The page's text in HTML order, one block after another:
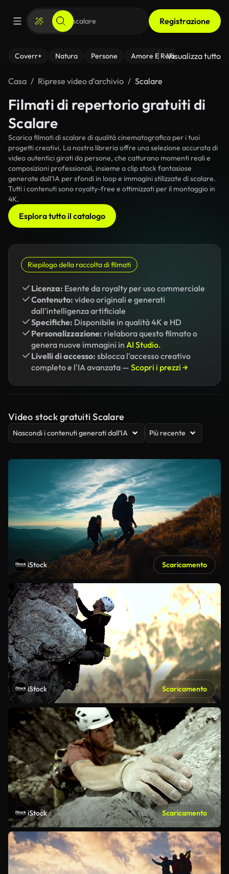
Registrazione
Coverr+ Natura Persone Amore E Relazioni Il
Visualizza tutto
Casa Riprese video d’archivio Scalare
Filmati di repertorio gratuiti di
Scalare
Scarica filmati di scalare di qualità cinematografica per i tuoi
progetti creativi. La nostra libreria offre una selezione accurata di
video autentici girati da persone, che catturano momenti reali e
composizioni professionali, insieme a clip stock fantasiose
generate dall'IA per sfondi in loop e immagini stilizzate di scalare.
Tutti i contenuti sono royalty-free e ottimizzati per il montaggio in
4K.
Esplora tutto il catalogo
Riepilogo della raccolta di filmati
Licenza: Esente da royalty per uso commerciale
Contenuto: video originali e generati
dall'intelligenza artificiale
Specifiche: Disponibile in qualità 4K e HD
Personalizzazione: rielabora questo filmato o
genera nuove immagini in AI Studio.
Livelli di accesso: sblocca l'accesso creativo
completo e l'IA avanzata — Scopri i prezzi →
Video stock gratuiti Scalare
Nascondi i contenuti generati dall’IA Più recente
iStock Scaricamento
iStock Scaricamento
iStock Scaricamento